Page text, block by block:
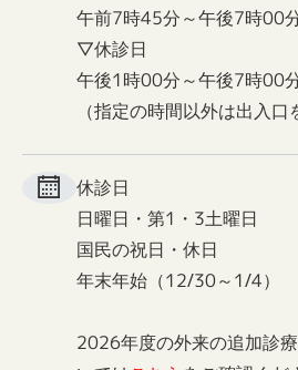
午前7時45分～午後7時00
▽休診日
午後1時00分～午後7時00
（指定の時間以外は出入口
休診日
日曜日・第1・3土曜日
国民の祝日・休日
年末年始（12/30～1/4）
2026年度の外来の追加診